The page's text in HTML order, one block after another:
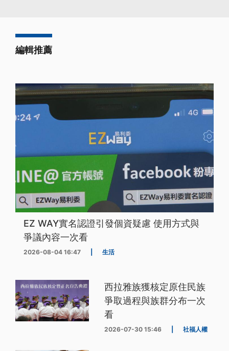
編輯推薦
EZ WAY實名認證引發個資疑慮 使用方式與
爭議內容一次看
2026-08-04 16:47 生活
西拉雅族獲核定原住民族
爭取過程與族群分布一次
看
2026-07-30 15:46 社福人權